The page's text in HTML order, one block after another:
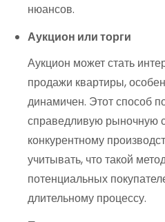
нюансов.
Аукцион или торги
Аукцион может стать
продажи квартиры,
динамичен. Этот способ
справедливую рыночную
конкурентному
учитывать, что такой
потенциальных
длительному процессу.